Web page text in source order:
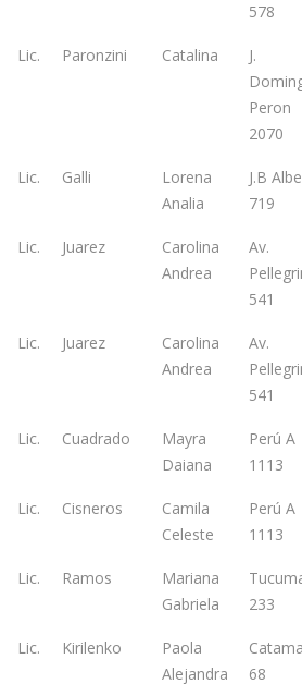
578
Lic. Paronzini Catalina
J.
Peron
2070
Lic. Galli
Lorena
Analia
J.B
719
Lic. Juarez
Carolina
Andrea
Av.
541
Lic. Juarez
Carolina
Andrea
Av.
541
Lic. Cuadrado
Mayra
Daiana
Perú A
1113
Lic. Cisneros
Camila
Celeste
Perú A
1113
Lic. Ramos
Mariana
Gabriela
233
Lic. Kirilenko
Paola
Alejandra
68